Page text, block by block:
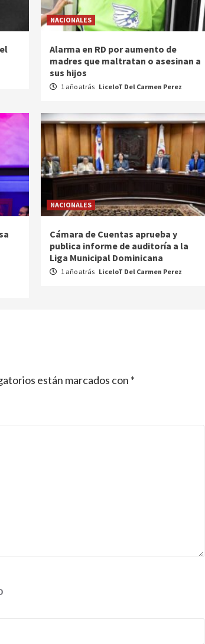
NACIONALES
Alarma en RD por aumento de
madres que maltratan o asesinan a
sus hijos
1 año atrás LiceloT Del Carmen Perez
NACIONALES
Cámara de Cuentas aprueba y
publica informe de auditoría a la
Liga Municipal Dominicana
1 año atrás LiceloT Del Carmen Perez
están marcados con *